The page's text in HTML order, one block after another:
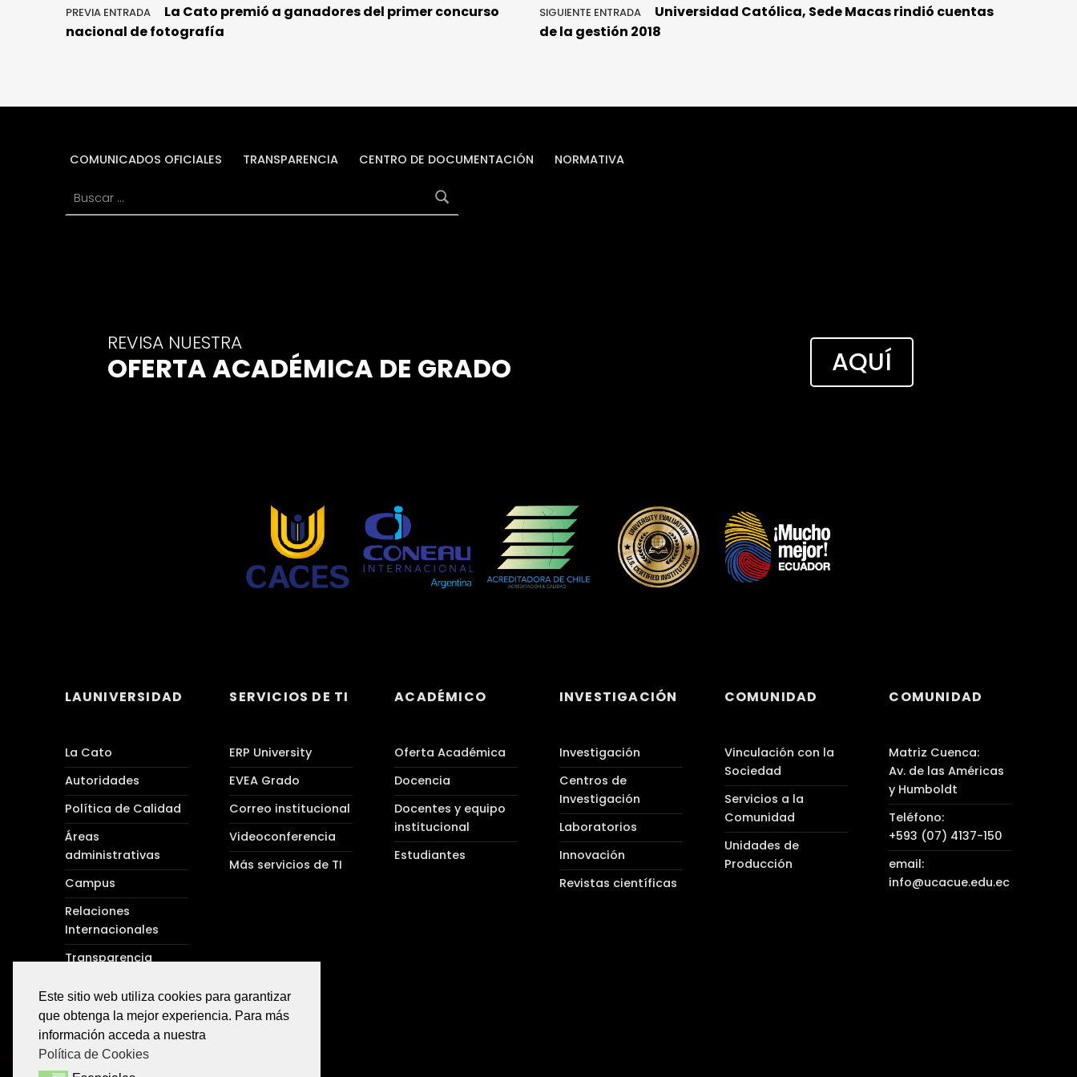
PREVIA ENTRADA
La Cato premió a ganadores del primer concurso
nacional de fotografía
SIGUIENTE ENTRADA
Universidad Católica, Sede Macas rindió cuentas
de la gestión 2018
COMUNICADOS OFICIALES TRANSPARENCIA CENTRO DE DOCUMENTACIÓN
NORMATIVA
REVISA NUESTRA
OFERTA ACADÉMICA DE GRADO AQUÍ
LAUNIVERSIDAD
La Cato
Autoridades
Política de Calidad
Áreas
administrativas
Campus
Relaciones
Internacionales
Transparencia
SERVICIOS DE TI
ERP University
EVEA Grado
Correo institucional
Videoconferencia
Más servicios de TI
ACADÉMICO
Oferta Académica
Docencia
Docentes y equipo
institucional
Estudiantes
INVESTIGACIÓN
Investigación
Centros de
Investigación
Laboratorios
Innovación
Revistas científicas
COMUNIDAD
Vinculación con la
Sociedad
Servicios a la
Comunidad
Unidades de
Producción
COMUNIDAD
Matriz Cuenca:
Av. de las Américas
y Humboldt
Teléfono:
+593 (07) 4137-150
email:
info@ucacue.edu.ec
Este sitio web utiliza cookies para garantizar
que obtenga la mejor experiencia. Para más
información acceda a nuestra
Política de Cookies